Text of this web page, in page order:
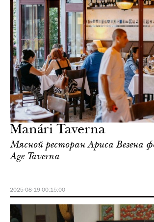
Manári Taverna
Мясной ресторан Ариса Везена
Age Taverna
2025-08-19 00:15:00
жизнь